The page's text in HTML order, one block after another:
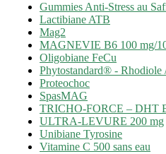
Gummies Anti-Stress au
Lactibiane ATB
Mag2
MAGNEVIE B6 100 mg/
Oligobiane FeCu
Phytostandard® - Rhodiole
Proteochoc
SpasMAG
TRICHO-FORCE – DHT
ULTRA-LEVURE 200 mg
Unibiane Tyrosine
Vitamine C 500 sans eau